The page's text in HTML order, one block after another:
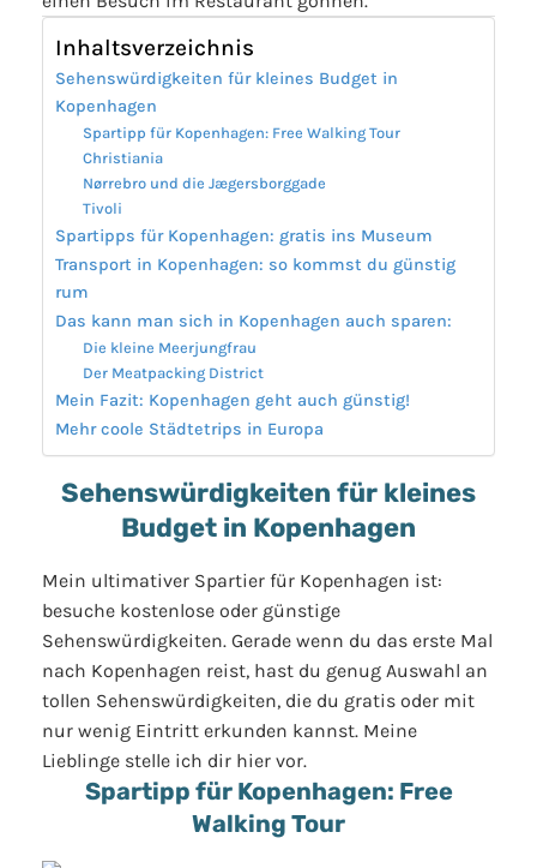
Inhaltsverzeichnis
Sehenswürdigkeiten für kleines Budget in
Kopenhagen
Spartipp für Kopenhagen: Free Walking Tour
Christiania
Nørrebro und die Jægersborggade
Tivoli
Spartipps für Kopenhagen: gratis ins Museum
Transport in Kopenhagen: so kommst du günstig
rum
Das kann man sich in Kopenhagen auch sparen:
Die kleine Meerjungfrau
Der Meatpacking District
Mein Fazit: Kopenhagen geht auch günstig!
Mehr coole Städtetrips in Europa
Sehenswürdigkeiten für kleines
Budget in Kopenhagen
Mein ultimativer Spartier für Kopenhagen ist:
besuche kostenlose oder günstige
Sehenswürdigkeiten. Gerade wenn du das erste Mal
nach Kopenhagen reist, hast du genug Auswahl an
tollen Sehenswürdigkeiten, die du gratis oder mit
nur wenig Eintritt erkunden kannst. Meine
Lieblinge stelle ich dir hier vor.
Spartipp für Kopenhagen: Free
Walking Tour